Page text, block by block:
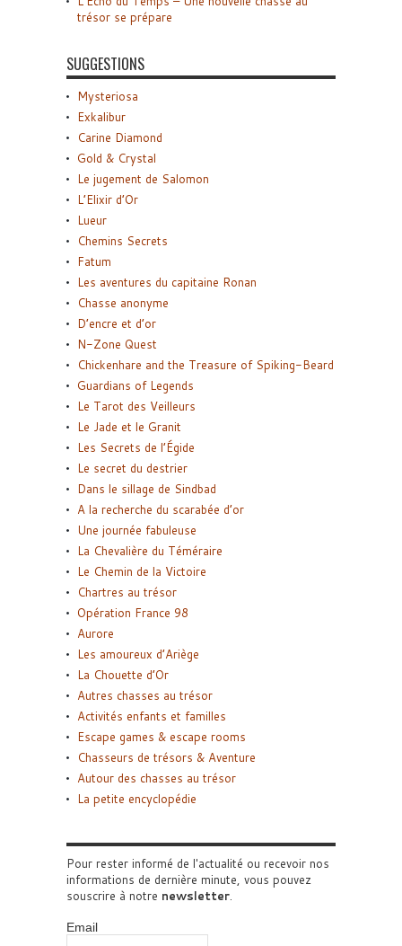
trésor se prépare
SUGGESTIONS
Mysteriosa
Exkalibur
Carine Diamond
Gold & Crystal
Le jugement de Salomon
L’Elixir d’Or
Lueur
Chemins Secrets
Fatum
Les aventures du capitaine Ronan
Chasse anonyme
D’encre et d’or
N-Zone Quest
Chickenhare and the Treasure of Spiking-Beard
Guardians of Legends
Le Tarot des Veilleurs
Le Jade et le Granit
Les Secrets de l’Égide
Le secret du destrier
Dans le sillage de Sindbad
A la recherche du scarabée d’or
Une journée fabuleuse
La Chevalière du Téméraire
Le Chemin de la Victoire
Chartres au trésor
Opération France 98
Aurore
Les amoureux d’Ariège
La Chouette d’Or
Autres chasses au trésor
Activités enfants et familles
Escape games & escape rooms
Chasseurs de trésors & Aventure
Autour des chasses au trésor
La petite encyclopédie
Pour rester informé de l'actualité ou recevoir nos
informations de dernière minute, vous pouvez
souscrire à notre newsletter.
Email